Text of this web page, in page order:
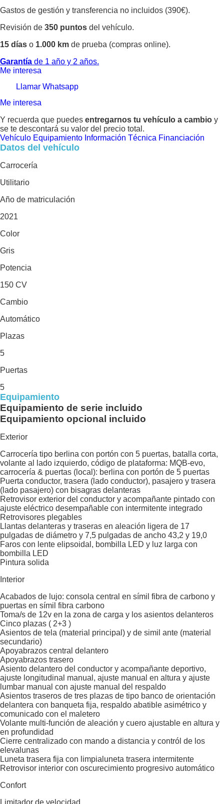
Gastos de gestión y transferencia no incluidos (390€).
Revisión de 350 puntos del vehículo.
15 días o 1.000 km de prueba (compras online).
Garantía de 1 año y 2 años.
Me interesa
Llamar Whatsapp
Me interesa
Y recuerda que puedes entregarnos tu vehículo a cambio y
se te descontará su valor del precio total.
Vehículo Equipamiento Información Técnica Financiación
Datos del vehículo
Carrocería
Utilitario
Año de matriculación
2021
Color
Gris
Potencia
150 CV
Cambio
Automático
Plazas
5
Puertas
5
Equipamiento
Equipamiento de serie incluido
Equipamiento opcional incluido
Exterior
Carrocería tipo berlina con portón con 5 puertas, batalla corta,
volante al lado izquierdo, código de plataforma: MQB-evo,
carrocería & puertas (local): berlina con portón de 5 puertas
Puerta conductor, trasera (lado conductor), pasajero y trasera
(lado pasajero) con bisagras delanteras
Retrovisor exterior del conductor y acompañante pintado con
ajuste eléctrico desempañable con intermitente integrado
Retrovisores plegables
Llantas delanteras y traseras en aleación ligera de 17
pulgadas de diámetro y 7,5 pulgadas de ancho 43,2 y 19,0
Faros con lente elipsoidal, bombilla LED y luz larga con
bombilla LED
Pintura solida
Interior
Acabados de lujo: consola central en símil fibra de carbono y
puertas en símil fibra carbono
Toma/s de 12v en la zona de carga y los asientos delanteros
Cinco plazas ( 2+3 )
Asientos de tela (material principal) y de simil ante (material
secundario)
Apoyabrazos central delantero
Apoyabrazos trasero
Asiento delantero del conductor y acompañante deportivo,
ajuste longitudinal manual, ajuste manual en altura y ajuste
lumbar manual con ajuste manual del respaldo
Asientos traseros de tres plazas de tipo banco de orientación
delantera con banqueta fija, respaldo abatible asimétrico y
comunicado con el maletero
Volante multi-función de aleación y cuero ajustable en altura y
en profundidad
Cierre centralizado con mando a distancia y contról de los
elevalunas
Luneta trasera fija con limpialuneta trasera intermitente
Retrovisor interior con oscurecimiento progresivo automático
Confort
Limitador de velocidad